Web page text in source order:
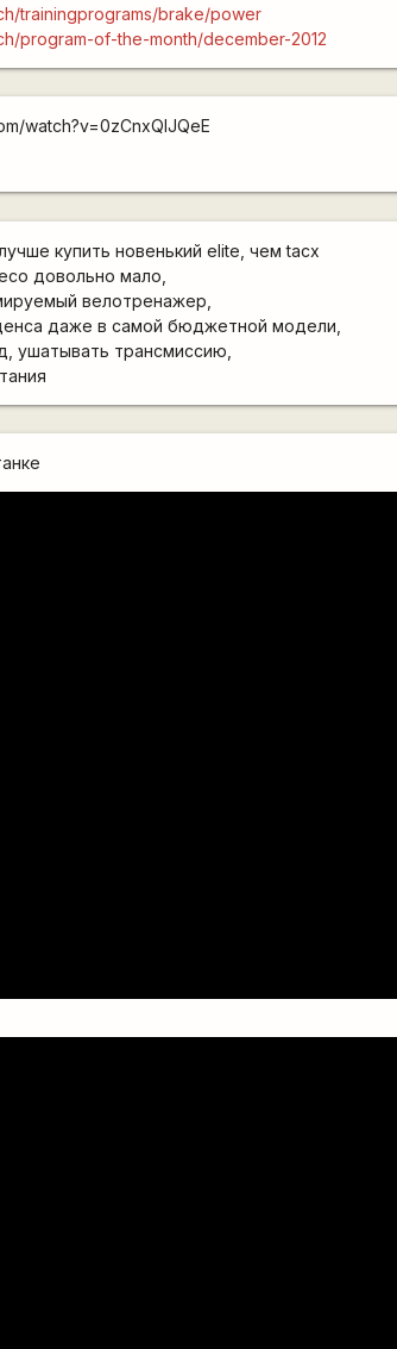
trainingprograms/brake/power
program-of-the-month/december-2012
watch?v=0zCnxQIJQeE
купить новенький elite, чем tacx
довольно мало,
велотренажер,
даже в самой бюджетной модели,
ушатывать трансмиссию,